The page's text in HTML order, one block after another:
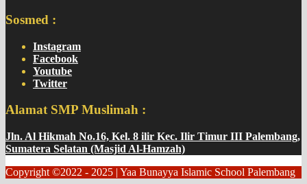
Sosmed :
Instagram
Facebook
Youtube
Twitter
Alamat SMP Muslimah :
Jln. Al Hikmah No.16, Kel. 8 ilir Kec. Ilir Timur III Palembang,
Sumatera Selatan (Masjid Al-Hamzah)
Copyright ©2022 - 2025 | Yaa Bunayya Islamic School Palembang